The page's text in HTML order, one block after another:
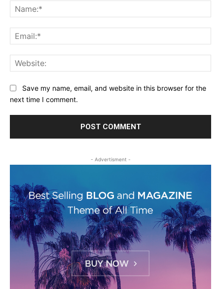
Save my name, email, and website in this browser for the
next time I comment.
- Advertisment -